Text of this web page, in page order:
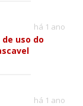
há 1 ano
uso do
há 1 ano